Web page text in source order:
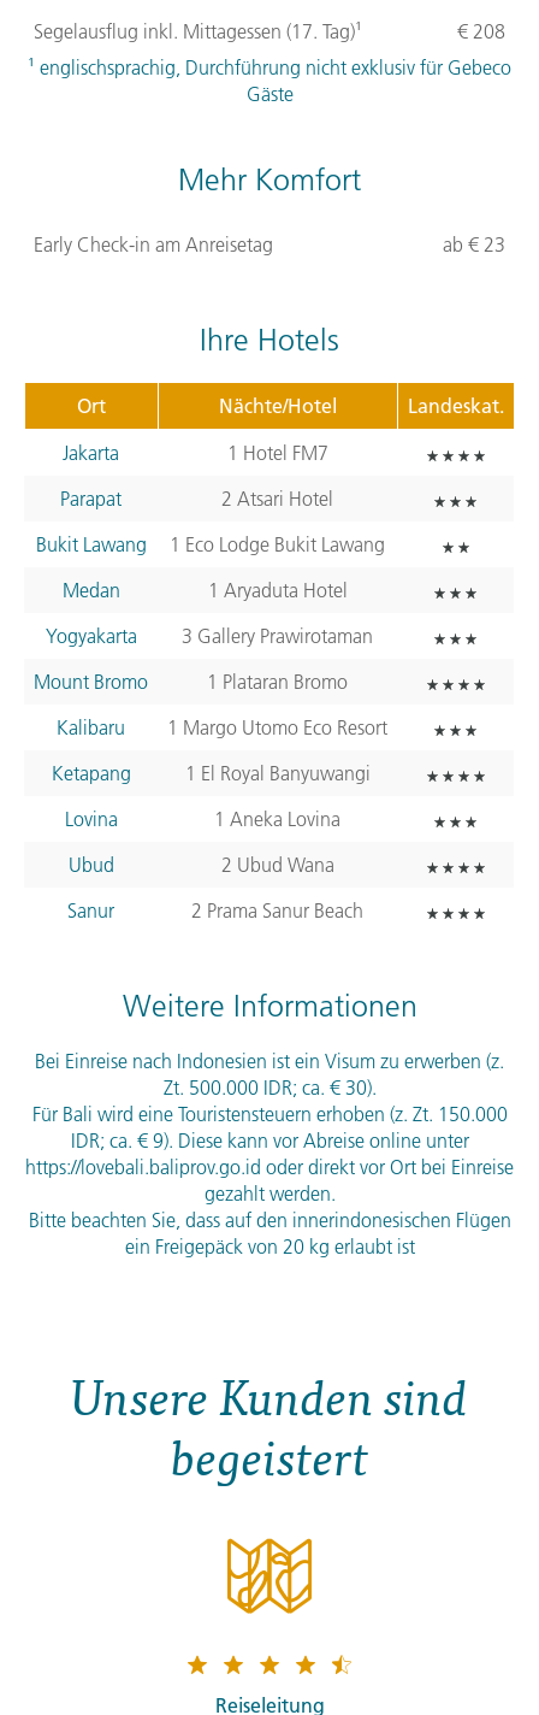
Segelausflug inkl. Mittagessen (17. Tag)¹
€ 208
¹ englischsprachig, Durchführung nicht exklusiv für Gebeco
Gäste
Mehr Komfort
Early Check-in am Anreisetag ab € 23
Ihre Hotels
Ort Nächte/Hotel
Landeskat.
Jakarta
1 Hotel FM7
Parapat
2 Atsari Hotel
Bukit Lawang
1 Eco Lodge Bukit Lawang
Medan
1 Aryaduta Hotel
Yogyakarta
3 Gallery Prawirotaman
Mount Bromo
1 Plataran Bromo
Kalibaru
1 Margo Utomo Eco Resort
Ketapang
1 El Royal Banyuwangi
Lovina
1 Aneka Lovina
Ubud
2 Ubud Wana
Sanur
2 Prama Sanur Beach
Weitere Informationen
Bei Einreise nach Indonesien ist ein Visum zu erwerben (z.
Zt. 500.000 IDR; ca. € 30).
Für Bali wird eine Touristensteuern erhoben (z. Zt. 150.000
IDR; ca. € 9). Diese kann vor Abreise online unter
https://lovebali.baliprov.go.id oder direkt vor Ort bei Einreise
gezahlt werden.
Bitte beachten Sie, dass auf den innerindonesischen Flügen
ein Freigepäck von 20 kg erlaubt ist
Unsere Kunden sind
begeistert
Reiseleitung